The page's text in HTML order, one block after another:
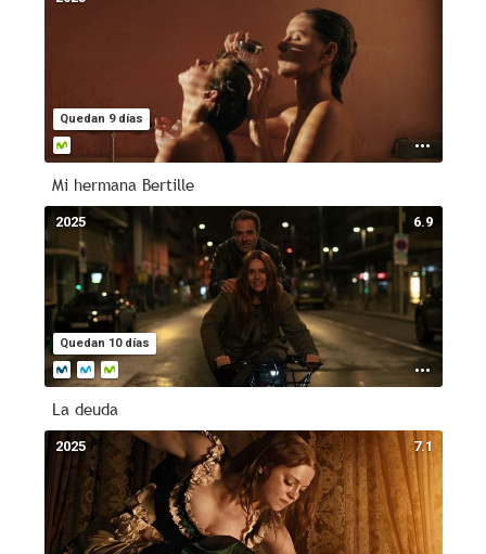
Quedan 9 días
Mi hermana Bertille
6.9
Quedan 10 días
2025
La deuda
7.1
2025